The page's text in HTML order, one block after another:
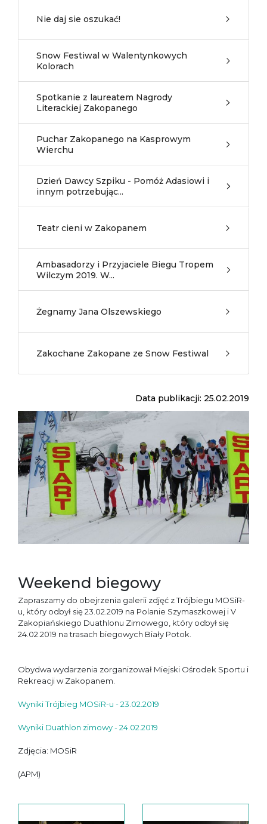
Nie daj sie oszukać!
Snow Festiwal w Walentynkowych
Kolorach
Spotkanie z laureatem Nagrody
Literackiej Zakopanego
Puchar Zakopanego na Kasprowym
Wierchu
Dzień Dawcy Szpiku - Pomóż Adasiowi i
innym potrzebując...
Teatr cieni w Zakopanem
Ambasadorzy i Przyjaciele Biegu Tropem
Wilczym 2019. W...
Żegnamy Jana Olszewskiego
Zakochane Zakopane ze Snow Festiwal
Data publikacji: 25.02.2019
Weekend biegowy
Zapraszamy do obejrzenia galerii zdjęć z Trójbiegu MOSiR-
u, który odbył się 23.02.2019 na Polanie Szymaszkowej i V
Zakopiańskiego Duathlonu Zimowego, który odbył się
24.02.2019 na trasach biegowych Biały Potok.
Obydwa wydarzenia zorganizował Miejski Ośrodek Sportu i
Rekreacji w Zakopanem.
Wyniki Trójbieg MOSiR-u - 23.02.2019
Wyniki Duathlon zimowy - 24.02.2019
Zdjęcia: MOSiR
(APM)